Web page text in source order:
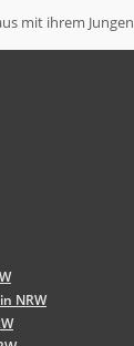
mit ihrem Jungen
NRW